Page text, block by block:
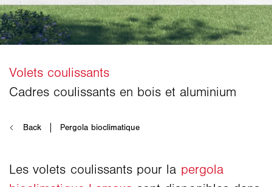
Les volets coulissants pour la pergola